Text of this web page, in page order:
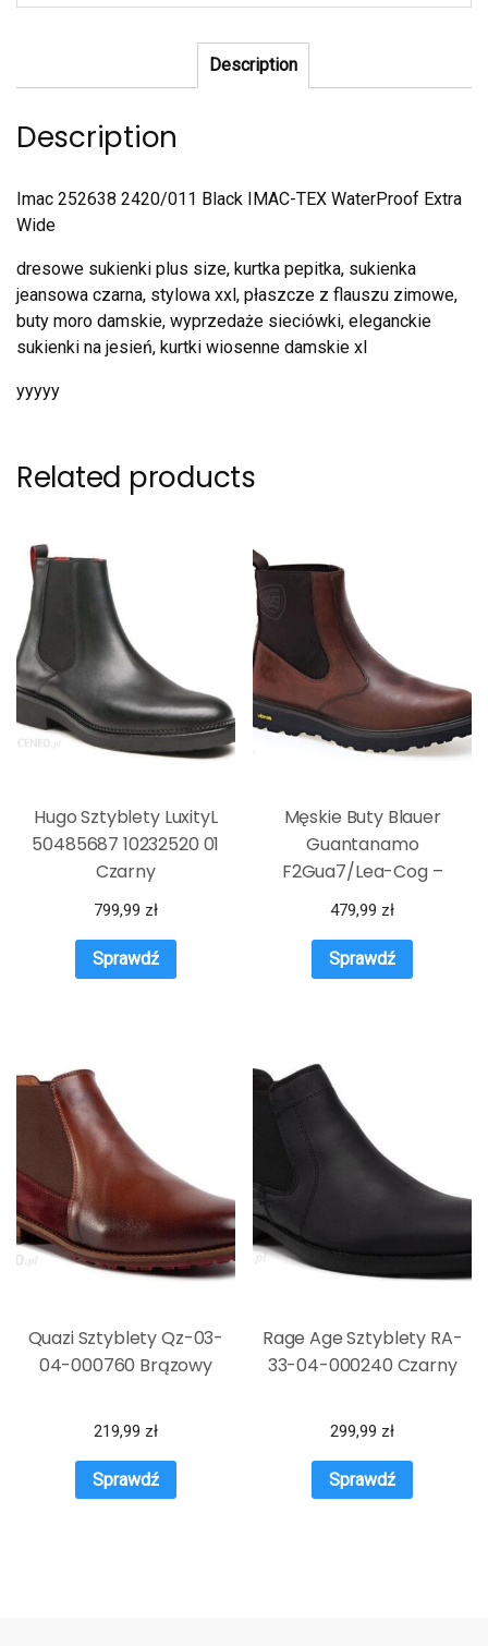
Description
Description
Imac 252638 2420/011 Black IMAC-TEX WaterProof Extra
Wide
dresowe sukienki plus size, kurtka pepitka, sukienka
jeansowa czarna, stylowa xxl, płaszcze z flauszu zimowe,
buty moro damskie, wyprzedaże sieciówki, eleganckie
sukienki na jesień, kurtki wiosenne damskie xl
yyyyy
Related products
Hugo Sztyblety LuxityL
50485687 10232520 01
Czarny
799,99 zł
Sprawdź
Męskie Buty Blauer
Guantanamo
F2Gua7/Lea-Cog –
Brązowy
479,99 zł
Sprawdź
Quazi Sztyblety Qz-03-
04-000760 Brązowy
219,99 zł
Sprawdź
Rage Age Sztyblety RA-
33-04-000240 Czarny
299,99 zł
Sprawdź